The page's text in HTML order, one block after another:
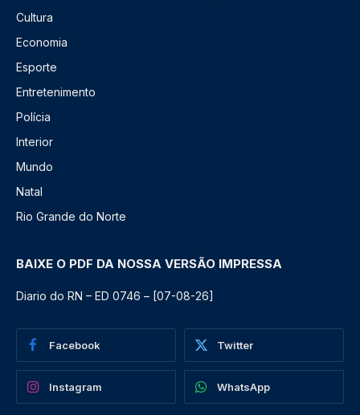
Cultura
Economia
Esporte
Entretenimento
Polícia
Interior
Mundo
Natal
Rio Grande do Norte
BAIXE O PDF DA NOSSA VERSÃO IMPRESSA
Diario do RN – ED 0746 – [07-08-26]
Facebook Twitter
Instagram WhatsApp